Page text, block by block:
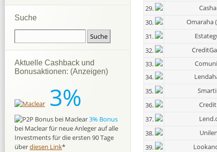
29.
30.
Omaraha
31.
32.
33.
34.
35.
36.
37.
38.
39.
Suche
Aktuelle Cashback und
Bonusaktionen: (Anzeigen)
3%
3% Bonus
bei Maclear für neue Anleger auf alle
Investments für die ersten 90 Tage
überdiesen Link*